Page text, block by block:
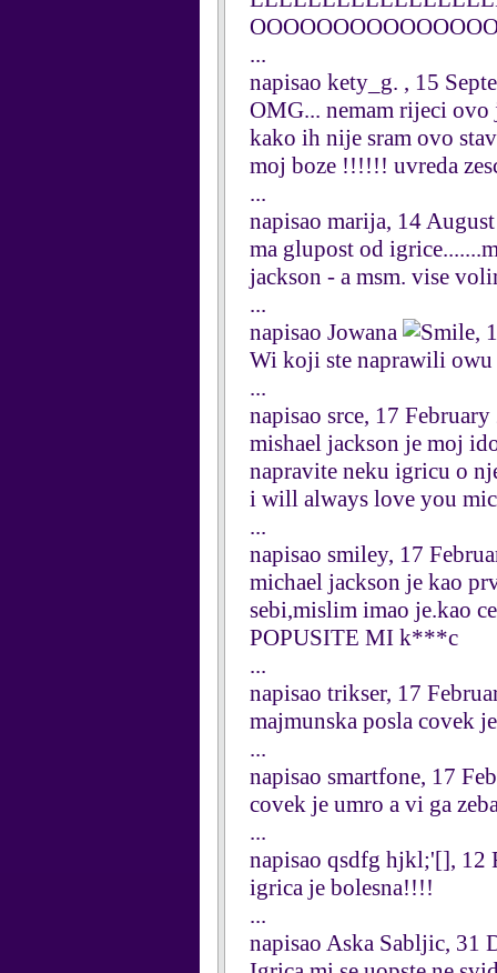
...
napisao kety_g. , 15
OMG... nemam rijeci ovo
kako ih nije sram ovo
moj boze !!!!!! uvreda
...
napisao marija, 14
ma glupost od
jackson - a msm. vise
...
napisao Jowana
,
Wi koji ste naprawili
...
napisao srce, 17
mishael jackson je moj
napravite neku igricu o
i will always love you
...
napisao smiley, 17
michael jackson je kao
sebi,mislim imao je.kao
POPUSITE MI k***c
...
napisao trikser, 17
majmunska posla covek
...
napisao smartfone, 17
covek je umro a vi ga
...
napisao qsdfg hjkl;'[], 12
igrica je bolesna!!!!
...
napisao Aska Sabljic, 31